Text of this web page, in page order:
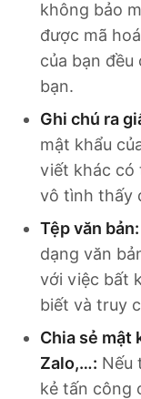
không bảo
được mã
của bạn
bạn.
Ghi chú ra
mật khẩu
viết khác có
vô tình thấy
Tệp văn bản:
dạng văn
với việc bất
biết và truy
Chia sẻ mật
Zalo,…: Nếu
kẻ tấn công